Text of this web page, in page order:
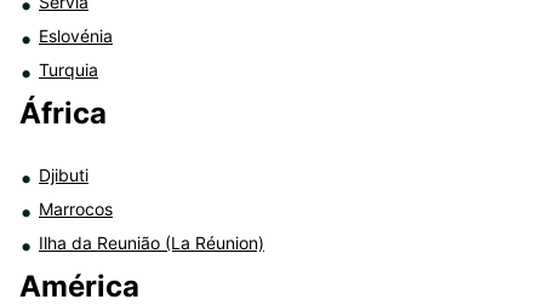
Eslovénia
Turquia
África
Djibuti
Marrocos
Ilha da Reunião (La Réunion)
América